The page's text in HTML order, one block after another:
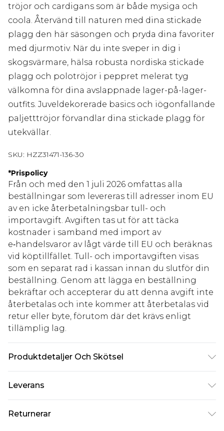
tröjor och cardigans som är både mysiga och
coola. Återvänd till naturen med dina stickade
plagg den här säsongen och pryda dina favoriter
med djurmotiv. När du inte sveper in dig i
skogsvärmare, hälsa robusta nordiska stickade
plagg och polotröjor i peppret melerat tyg
välkomna för dina avslappnade lager-på-lager-
outfits. Juveldekorerade basics och iögonfallande
paljetttröjor förvandlar dina stickade plagg för
utekvällar.
SKU: HZZ31471-136-30
*Prispolicy
Från och med den 1 juli 2026 omfattas alla
beställningar som levereras till adresser inom EU
av en icke återbetalningsbar tull- och
importavgift. Avgiften tas ut för att täcka
kostnader i samband med import av
e‑handelsvaror av lågt värde till EU och beräknas
vid köptillfället. Tull- och importavgiften visas
som en separat rad i kassan innan du slutför din
beställning. Genom att lägga en beställning
bekräftar och accepterar du att denna avgift inte
återbetalas och inte kommer att återbetalas vid
retur eller byte, förutom där det krävs enligt
tillämplig lag.
Produktdetaljer Och Skötsel
Leverans
Standardleverans Sverige
kr80
Returnerar